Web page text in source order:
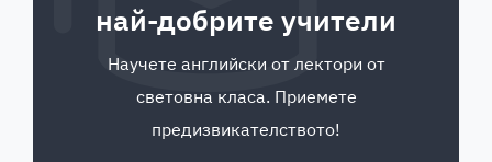
най-добрите учители
Научете английски от лектори от
световна класа. Приемете
предизвикателството!